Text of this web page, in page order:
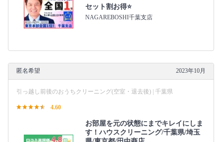
セット割お得⭐
NAGAREBOSHI千葉支店
匿名希望 2023年10月
引っ越し前後のおうちクリーニング(空室・退去後) | 千葉県
4.60
お部屋を元の状態にまでキレイにしま
す！ハウスクリーニング/千葉県/埼玉